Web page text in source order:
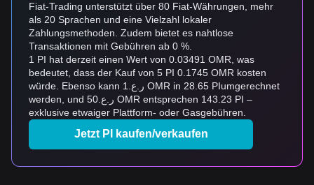
Fiat-Trading unterstützt über 80 Fiat-Währungen, mehr
als 20 Sprachen und eine Vielzahl lokaler
Zahlungsmethoden. Zudem bietet es nahtlose
Transaktionen mit Gebühren ab 0 %.
1 PI hat derzeit einen Wert von 0.03491 OMR, was
bedeutet, dass der Kauf von 5 PI 0.1745 OMR kosten
würde. Ebenso kann ر.ع.1 OMR in 28.65 PIumgerechnet
werden, und ر.ع.50 OMR entsprechen 143.23 PI –
exklusive etwaiger Plattform- oder Gasgebühren.
Jetzt PI kaufen/verkaufen